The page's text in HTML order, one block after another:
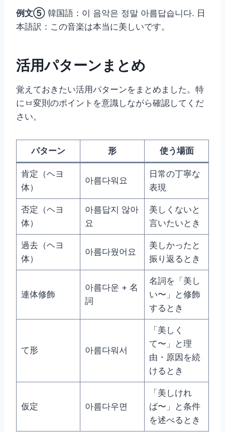
例文⑤ 韓国語：이 음악은 정말 아름답습니다. 日
本語訳：この音楽は本当に美しいです。
活用パターンまとめ
覚えておきたい活用パターンをまとめました。特
にㅂ変則のポイントを意識しながら確認してくだ
さい。
パターン 形 使う場面
肯定（ヘヨ
体）
아름다워요
日常の丁寧な
表現
否定（ヘヨ
体）
아름답지 않아
요
美しくないと
言いたいとき
過去（ヘヨ
体）
아름다웠어요
美しかったと
振り返るとき
連体修飾
아름다운 + 名
詞
名詞を「美し
い〜」と修飾
するとき
て形 아름다워서
「美しく
て〜」と理
由・原因を続
けるとき
仮定 아름다우면
「美しけれ
ば〜」と条件
を述べるとき